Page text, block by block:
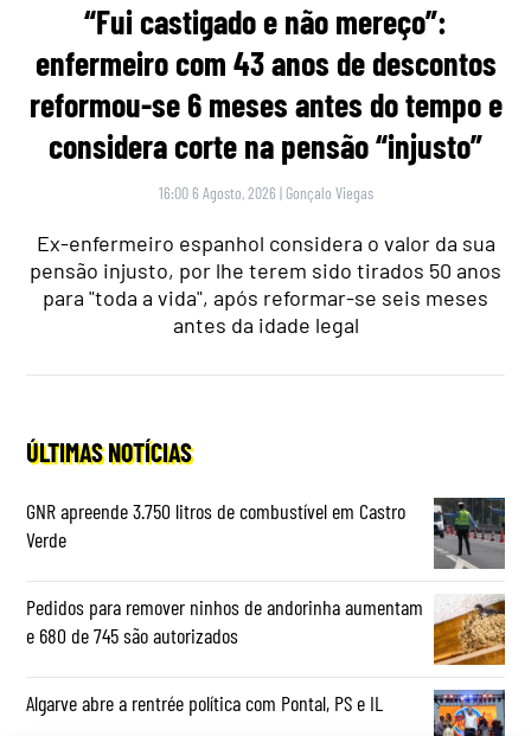
“Fui castigado e não mereço”:
enfermeiro com 43 anos de descontos
reformou-se 6 meses antes do tempo e
considera corte na pensão “injusto”
16:00 6 Agosto, 2026 | Gonçalo Viegas
Ex-enfermeiro espanhol considera o valor da sua
pensão injusto, por lhe terem sido tirados 50 anos
para "toda a vida", após reformar-se seis meses
antes da idade legal
ÚLTIMAS NOTÍCIAS
GNR apreende 3.750 litros de combustível em Castro
Verde
Pedidos para remover ninhos de andorinha aumentam
e 680 de 745 são autorizados
Algarve abre a rentrée política com Pontal, PS e IL